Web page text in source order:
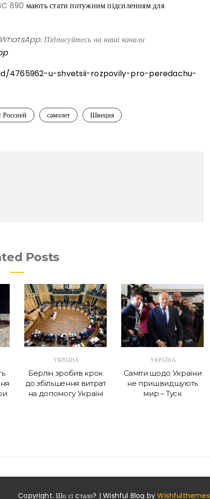
890 мають стати потужним підсиленням для
Підписуйтесь на наші канали
4765962-u-shvetsii-rozpovily-pro-peredachu-
самолет Швеция
Posts
УКРАЇНА
Берлін зробив крок
до збільшення витрат
на допомогу Україні
УКРАЇНА
Саміти щодо України
не пришвидшують
мир – Туск
Copyright. Шо сі cтало? | Wishful Blog byWishfulthemes